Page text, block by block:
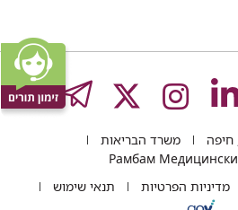
לעמוד
של
לעמוד
של
משרד הבריאות
Рамбам
מדיניות הפרטיות תנאי שימוש